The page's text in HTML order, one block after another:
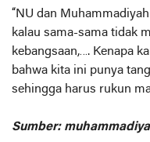
“NU dan
kalau sama-sama tidak
kebangsaan,…. Kenapa
bahwa kita ini punya
sehingga harus rukun
Sumber: